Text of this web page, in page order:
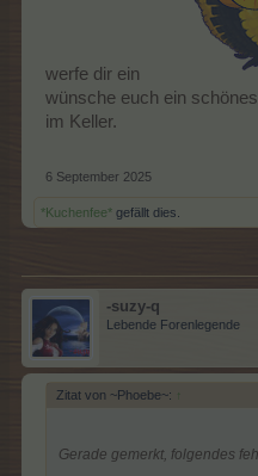
werfe dir ein
wünsche euch ein
im Keller.
6 September 2025
*Kuchenfee* gefällt dies.
-suzy-q
Lebende Forenlegende
Zitat von ~Phoebe~: ↑
Gerade gemerkt, folgendes